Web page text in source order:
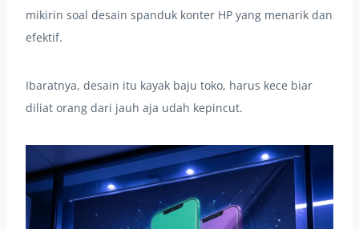
mikirin soal desain spanduk konter HP yang menarik dan
efektif.
Ibaratnya, desain itu kayak baju toko, harus kece biar
diliat orang dari jauh aja udah kepincut.